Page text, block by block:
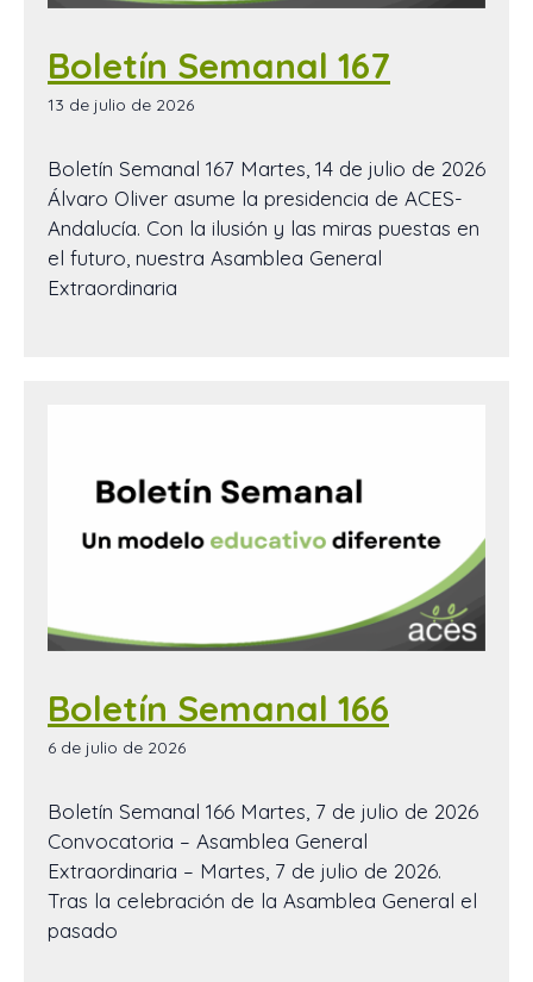
Boletín Semanal 167
13 de julio de 2026
Boletín Semanal 167 Martes, 14 de julio de 2026
Álvaro Oliver asume la presidencia de ACES-
Andalucía. Con la ilusión y las miras puestas en
el futuro, nuestra Asamblea General
Extraordinaria
Boletín Semanal 166
6 de julio de 2026
Boletín Semanal 166 Martes, 7 de julio de 2026
Convocatoria – Asamblea General
Extraordinaria – Martes, 7 de julio de 2026.
Tras la celebración de la Asamblea General el
pasado